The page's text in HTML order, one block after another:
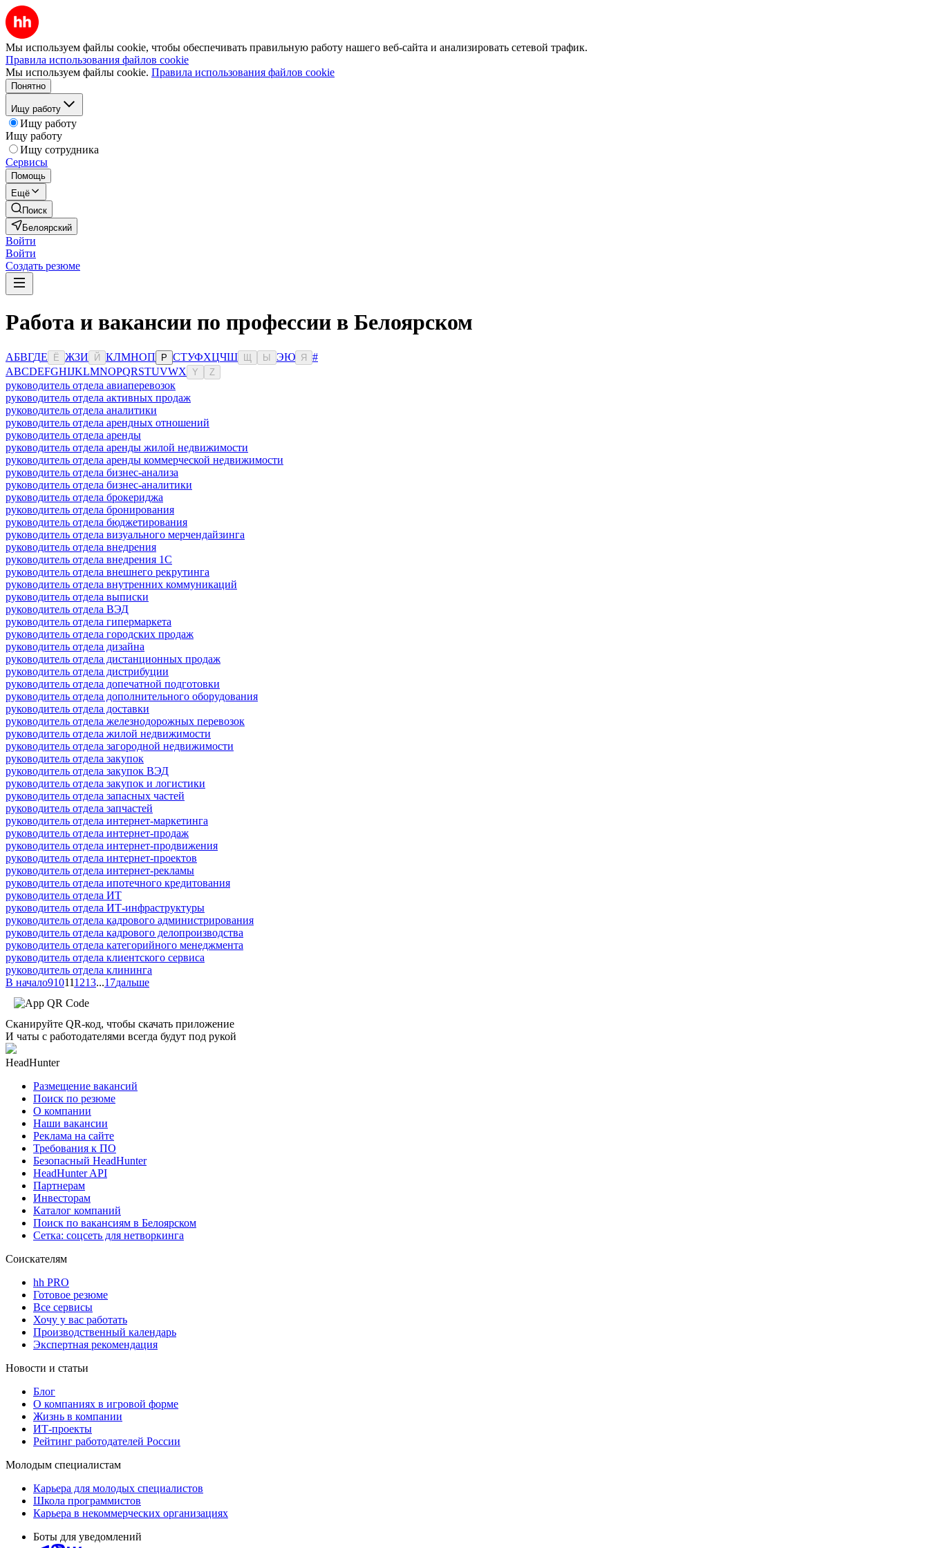
Мы используем файлы cookie, чтобы обеспечивать правильную работу нашего веб-сайта и анализировать сетевой трафик.
Правила использования файлов cookie
Мы используем файлы cookie. Правила использования файлов cookie
Понятно
Ищу работу
Ищу работу
Ищу работу
Ищу сотрудника
Сервисы
Помощь
Ещё
Поиск
Белоярский
Войти
Войти
Создать резюме
Работа и вакансии по профессии в Белоярском
АБВГДЕ Ё ЖЗИ Й КЛМНОП Р СТУФХЦЧШ Ы ЭЮ Я
#
ABCDEFGHIJKLMNOPQRSTUVWX Y Z
руководитель отдела авиаперевозок
руководитель отдела активных продаж
руководитель отдела аналитики
руководитель отдела арендных отношений
руководитель отдела аренды
руководитель отдела аренды жилой недвижимости
руководитель отдела аренды коммерческой недвижимости
руководитель отдела бизнес-анализа
руководитель отдела бизнес-аналитики
руководитель отдела брокериджа
руководитель отдела бронирования
руководитель отдела бюджетирования
руководитель отдела визуального мерчендайзинга
руководитель отдела внедрения
руководитель отдела внедрения 1С
руководитель отдела внешнего рекрутинга
руководитель отдела внутренних коммуникаций
руководитель отдела выписки
руководитель отдела ВЭД
руководитель отдела гипермаркета
руководитель отдела городских продаж
руководитель отдела дизайна
руководитель отдела дистанционных продаж
руководитель отдела дистрибуции
руководитель отдела допечатной подготовки
руководитель отдела дополнительного оборудования
руководитель отдела доставки
руководитель отдела железнодорожных перевозок
руководитель отдела жилой недвижимости
руководитель отдела загородной недвижимости
руководитель отдела закупок
руководитель отдела закупок ВЭД
руководитель отдела закупок и логистики
руководитель отдела запасных частей
руководитель отдела запчастей
руководитель отдела интернет-маркетинга
руководитель отдела интернет-продаж
руководитель отдела интернет-продвижения
руководитель отдела интернет-проектов
руководитель отдела интернет-рекламы
руководитель отдела ипотечного кредитования
руководитель отдела ИТ
руководитель отдела ИТ-инфраструктуры
руководитель отдела кадрового администрирования
руководитель отдела кадрового делопроизводства
руководитель отдела категорийного менеджмента
руководитель отдела клиентского сервиса
руководитель отдела клининга
В начало910111213...17дальше
Сканируйте QR-код, чтобы скачать приложение
И чаты с работодателями всегда будут под рукой
HeadHunter
Размещение вакансий
Поиск по резюме
О компании
Наши вакансии
Реклама на сайте
Требования к ПО
Безопасный HeadHunter
HeadHunter API
Партнерам
Инвесторам
Каталог компаний
Поиск по вакансиям в Белоярском
Сетка: соцсеть для нетворкинга
Соискателям
hh PRO
Готовое резюме
Все сервисы
Хочу у вас работать
Производственный календарь
Экспертная рекомендация
Новости и статьи
Блог
О компаниях в игровой форме
Жизнь в компании
ИТ-проекты
Рейтинг работодателей России
Молодым специалистам
Карьера для молодых специалистов
Школа программистов
Карьера в некоммерческих организациях
Боты для уведомлений